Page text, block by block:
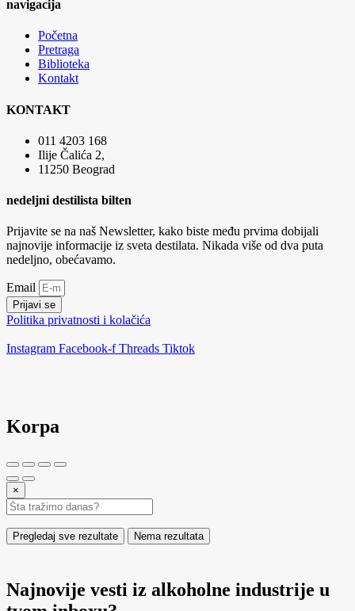
navigacija
Početna
Pretraga
Biblioteka
Kontakt
KONTAKT
011 4203 168
Ilije Čalića 2,
11250 Beograd
nedeljni destilista bilten
Prijavite se na naš Newsletter, kako biste među prvima dobijali
najnovije informacije iz sveta destilata. Nikada više od dva puta
nedeljno, obećavamo.
Email
Prijavi se
Politika privatnosti i kolačića
Instagram Facebook-f Threads Tiktok
Korpa
×
Pregledaj sve rezultate Nema rezultata
Najnovije vesti iz alkoholne industrije u